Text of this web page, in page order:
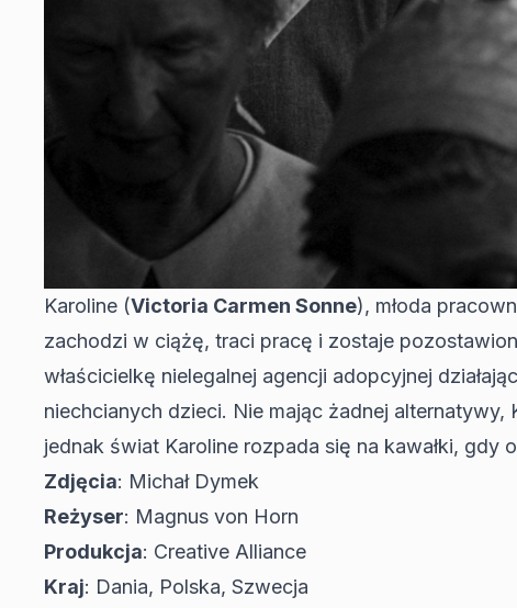
Karoline (Victoria Carmen Sonne), młoda
zachodzi w ciążę, traci pracę i zostaje
właścicielkę nielegalnej agencji adopcyjnej
niechcianych dzieci. Nie mając żadnej
jednak świat Karoline rozpada się na kawałki,
Zdjęcia: Michał Dymek
Reżyser: Magnus von Horn
Produkcja: Creative Alliance
Kraj: Dania, Polska, Szwecja